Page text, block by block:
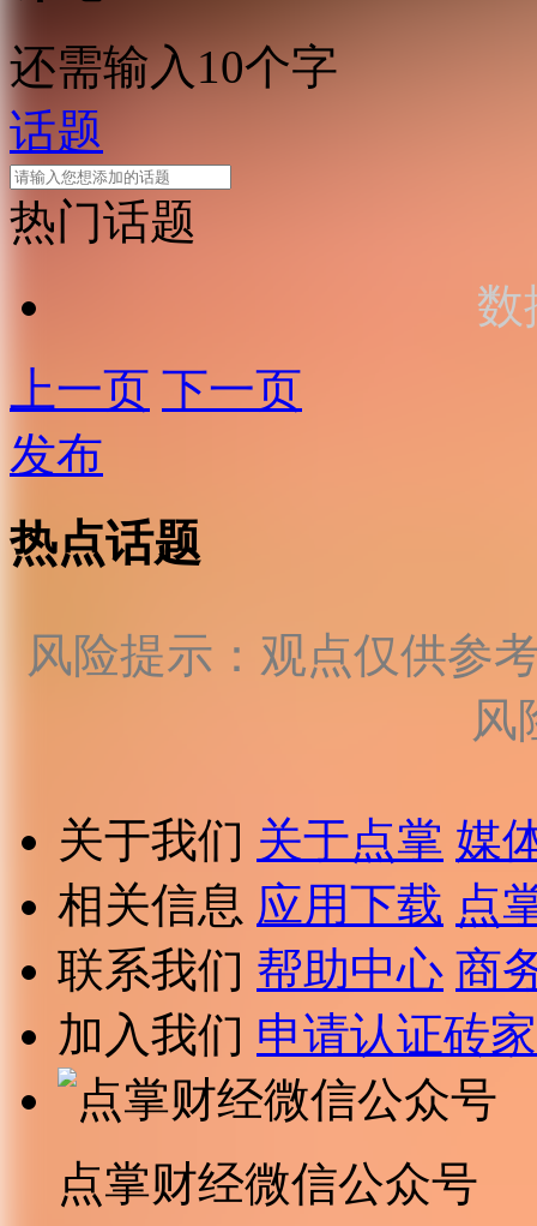
还需输入10个字
话题
热门话题
数
上一页 下一页
发布
热点话题
风险提示：观点仅供参
风
关于我们 关于点掌 媒
相关信息 应用下载 点
联系我们 帮助中心 商
加入我们 申请认证砖家
点掌财经微信公众号